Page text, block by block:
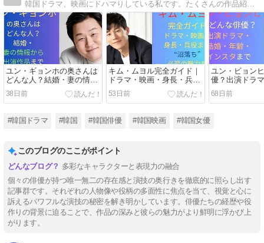
ユン・ギョンホの奥さんは
どんな人？結婚・妻の情報
から出演作品まで徹底紹介
38日前
キム・ムヨル完全ガイド｜
ドラマ・映画・身長・兵役
まで“沼落ち”必至の魅力を
徹底解説
53日前
ユン・ビョン
優？出演ドラ
齢・インスタ
68日前
#韓国ドラマ #韓国 #韓国俳優 #韓国映画 #韓国女優
このブログのここがポイント
多彩なキャラクターと表現力の融合
個々の俳優が持つ唯一無二の存在感と演技の奥行きを徹底的に照らし出す
記事群です。それぞれの人物像や役柄の多面性に焦点を当て、視覚と心に
訴えるパワフルな演技の秘密を解き明かしています。俳優たちの経歴や役
作りの背景に迫ることで、作品の深みと彼らの魅力がより鮮明に浮かび上
がります。